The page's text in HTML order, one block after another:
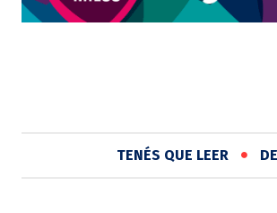
TENÉS QUE LEER